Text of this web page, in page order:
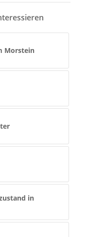
Morstein
in